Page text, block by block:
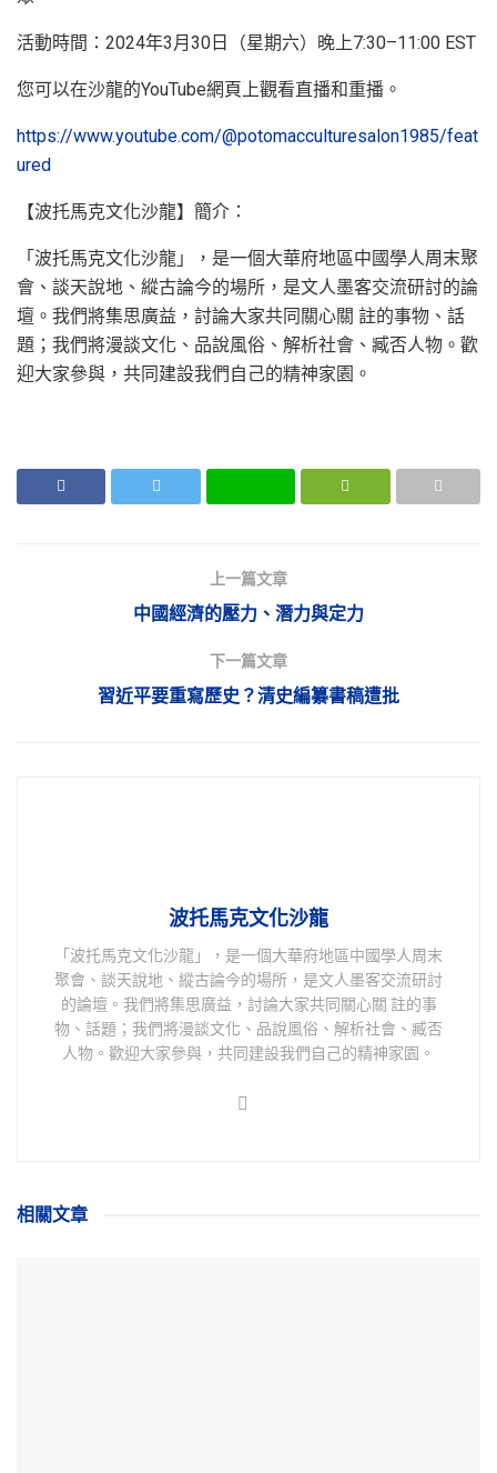
活動時間：2024年3月30日（星期六）晚上7:30–11:00 EST
您可以在沙龍的YouTube網頁上觀看直播和重播。
https://www.youtube.com/@potomacculturesalon1985/feat
ured
【波托馬克文化沙龍】簡介：
「波托馬克文化沙龍」，是一個大華府地區中國學人周末聚
會、談天說地、縱古論今的場所，是文人墨客交流研討的論
壇。我們將集思廣益，討論大家共同關心關 註的事物、話
題；我們將漫談文化、品說風俗、解析社會、臧否人物。歡
迎大家參與，共同建設我們自己的精神家園。
上一篇文章
中國經濟的壓力、潛力與定力
下一篇文章
習近平要重寫歷史？清史編纂書稿遭批
波托馬克文化沙龍
「波托馬克文化沙龍」，是一個大華府地區中國學人周末
聚會、談天說地、縱古論今的場所，是文人墨客交流研討
的論壇。我們將集思廣益，討論大家共同關心關 註的事
物、話題；我們將漫談文化、品說風俗、解析社會、臧否
人物。歡迎大家參與，共同建設我們自己的精神家園。
相關文章